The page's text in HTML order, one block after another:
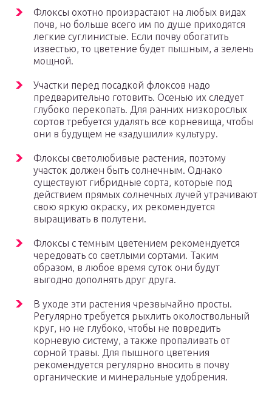
Флоксы охотно произрастают на любых видах
почв, но больше всего им по душе приходятся
легкие суглинистые. Если почву обогатить
известью, то цветение будет пышным, а зелень
мощной.
Участки перед посадкой флоксов надо
предварительно готовить. Осенью их следует
глубоко перекопать. Для ранних низкорослых
сортов требуется удалять все корневища, чтобы
они в будущем не «задушили» культуру.
Флоксы светолюбивые растения, поэтому
участок должен быть солнечным. Однако
существуют гибридные сорта, которые под
действием прямых солнечных лучей утрачивают
свою яркую окраску, их рекомендуется
выращивать в полутени.
Флоксы с темным цветением рекомендуется
чередовать со светлыми сортами. Таким
образом, в любое время суток они будут
выгодно дополнять друг друга.
В уходе эти растения чрезвычайно просты.
Регулярно требуется рыхлить околоствольный
круг, но не глубоко, чтобы не повредить
корневую систему, а также пропаливать от
сорной травы. Для пышного цветения
рекомендуется регулярно вносить в почву
органические и минеральные удобрения.